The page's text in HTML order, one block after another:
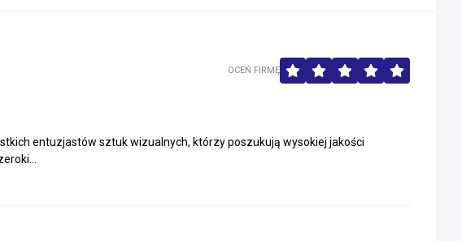
entuzjastów sztuk wizualnych, którzy poszukują wysokiej jakości
OCEŃ FIRMĘ